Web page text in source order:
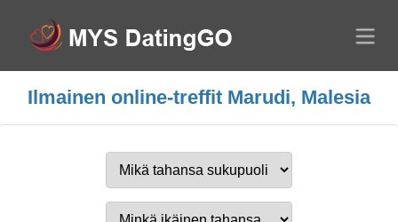
Ilmainen online-treffit Marudi, Malesia